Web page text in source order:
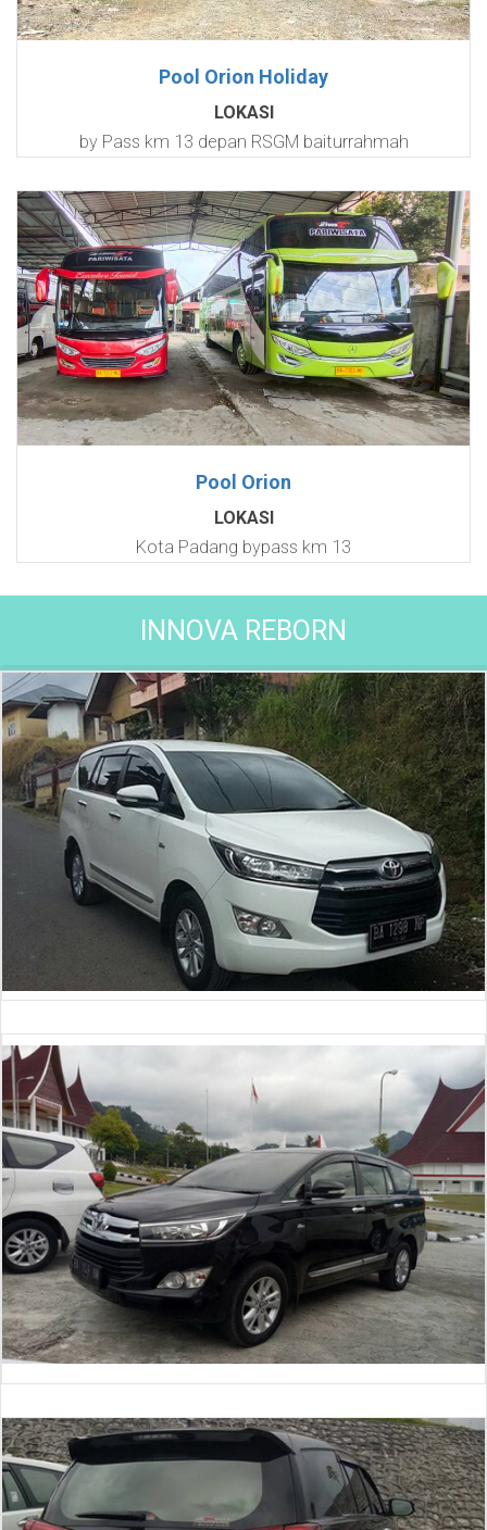
Pool Orion Holiday
LOKASI
by Pass km 13 depan RSGM baiturrahmah
Pool Orion
LOKASI
Kota Padang bypass km 13
INNOVA REBORN